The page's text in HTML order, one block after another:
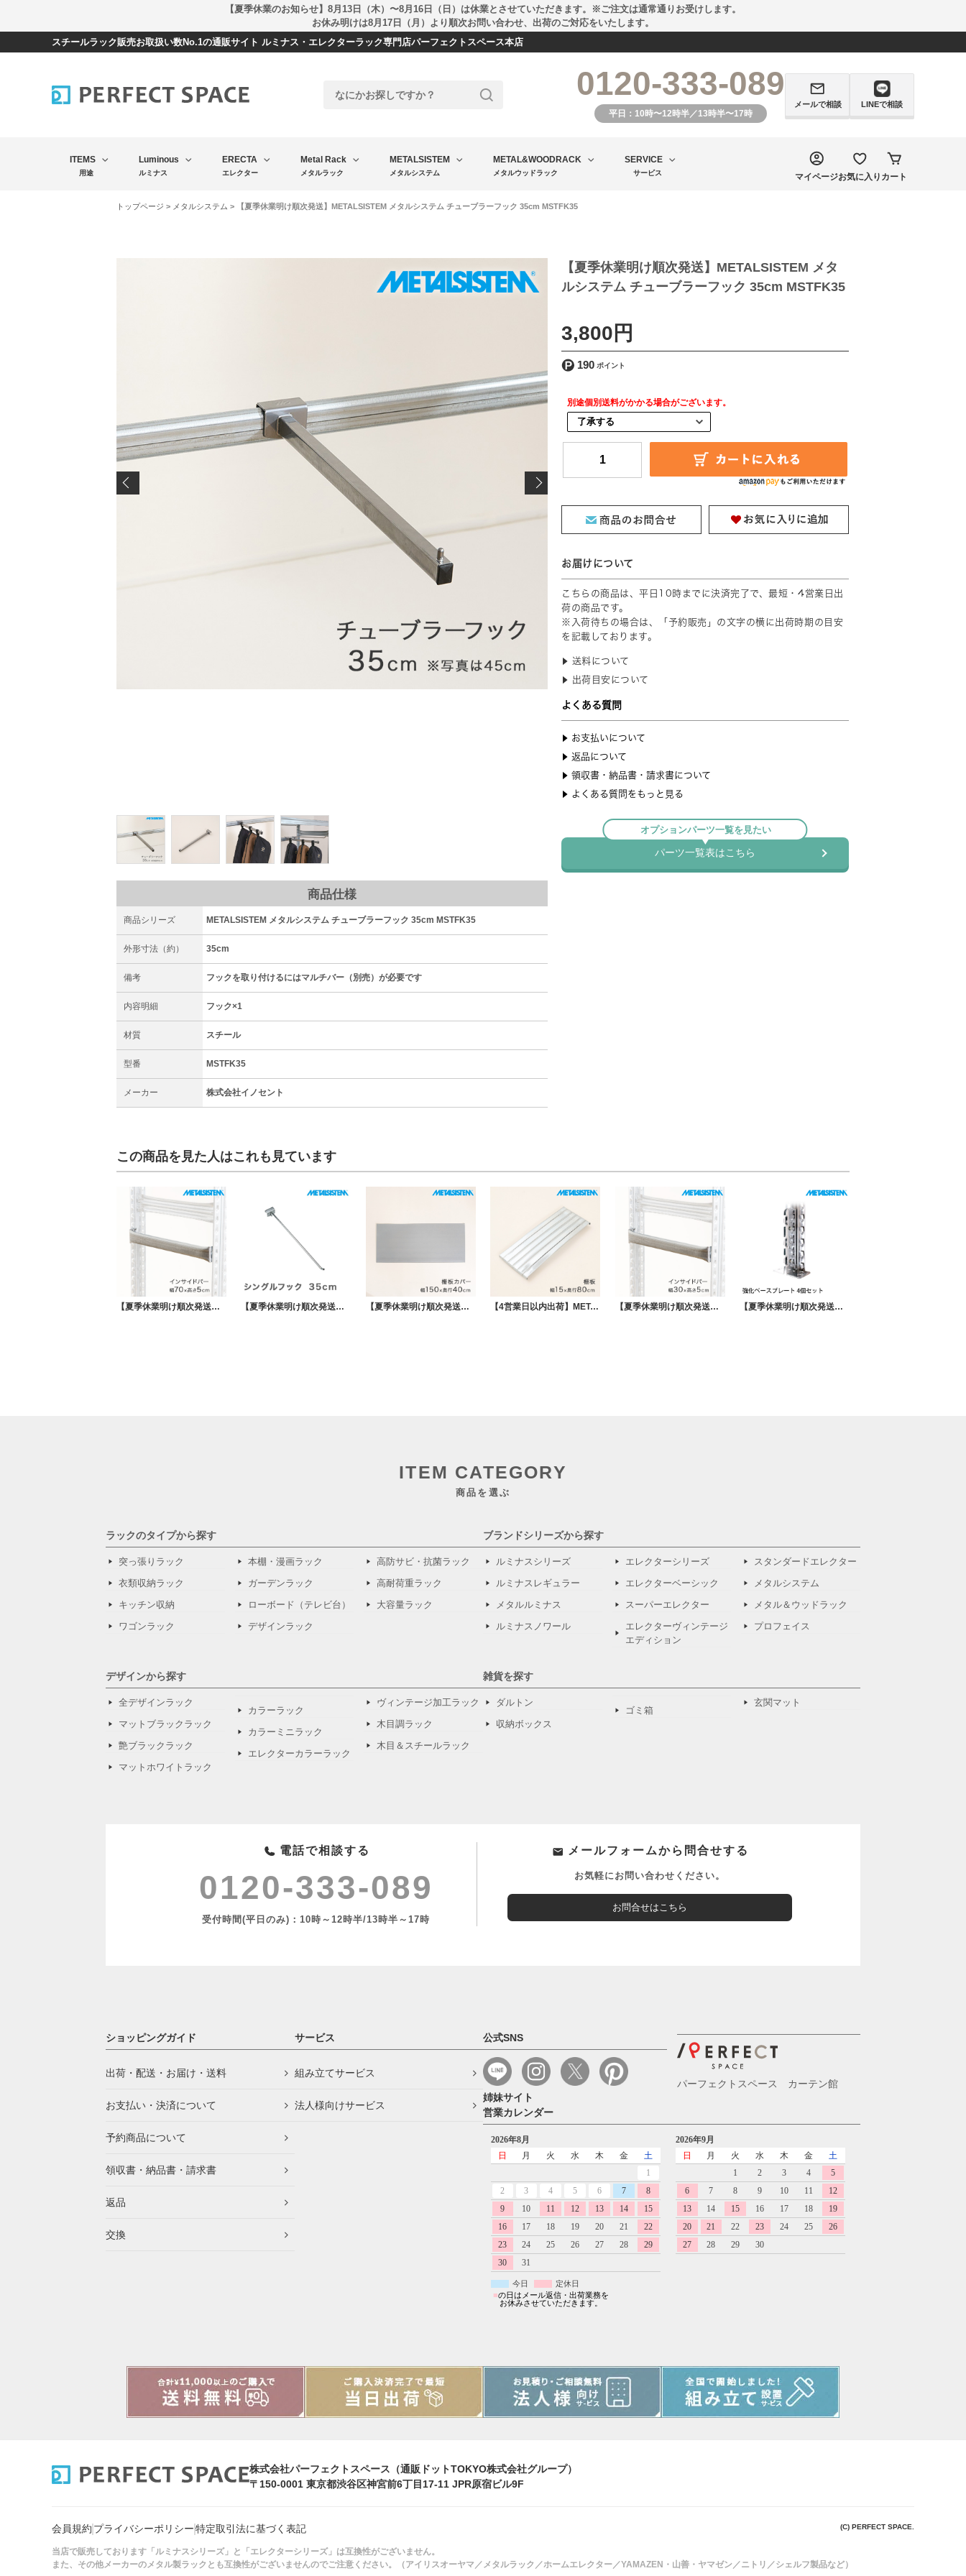
【夏季休業のお知らせ】8月13日（木）〜8月16日（日）は休業とさせていただきます。※ご注文は通常通りお受けします。
お休み明けは8月17日（月）より順次お問い合わせ、出荷のご対応をいたします。
スチールラック販売お取扱い数No.1の通販サイト ルミナス・エレクターラック専門店パーフェクトスペース本店
0120-333-089
平日：10時〜12時半／13時半〜17時
メールで相談 LINEで相談
ITEMS
用途
Luminous
ルミナス
ERECTA
エレクター
Metal Rack
メタルラック
METALSISTEM
メタルシステム
METAL&WOODRACK
メタルウッドラック
SERVICE
サービス マイページお気に入り カート
トップページ > メタルシステム > 【夏季休業明け順次発送】METALSISTEM メタルシステム チューブラーフック 35cm MSTFK35
商品仕様
商品シリーズ METALSISTEM メタルシステム チューブラーフック 35cm MSTFK35
外形寸法（約） 35cm
備考 フックを取り付けるにはマルチバー（別売）が必要です
内容明細 フック×1
材質 スチール
型番 MSTFK35
メーカー 株式会社イノセント
【夏季休業明け順次発送】METALSISTEM メタ
ルシステム チューブラーフック 35cm MSTFK35
3,800円
190
別途個別送料がかかる場合がございます。
この商品を見た人はこれも見ています
【夏季休業明け順次発送】METALSISTEM メタルシステム インサイドバー（奥行70cm用）MSPI7D 【夏季休業明け順次発送】メタルシステム パーツ シングルフック MSSFK 35cm 【夏季休業明け順次発送】METALSISTEM メタルシステム 棚板カバー 幅150×奥行40cm用 MSSCV150D4 【4営業日以内出荷】METALSISTEM メタルシステム 棚板（棚受けバーなし）幅15×奥行80cm MSS15D8 【夏季休業明け順次発送】METALSISTEM メタルシステム インサイドバー（奥行30cm用）MSPI3D 【夏季休業明け順次発送】メタルシステム パーツ 強化ベースプレート 4個セット MSPO004